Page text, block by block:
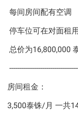
每间房间配有空调
停车位可在对面租
总价为16,800,000
房间租金：
3,500泰铢/月 一共